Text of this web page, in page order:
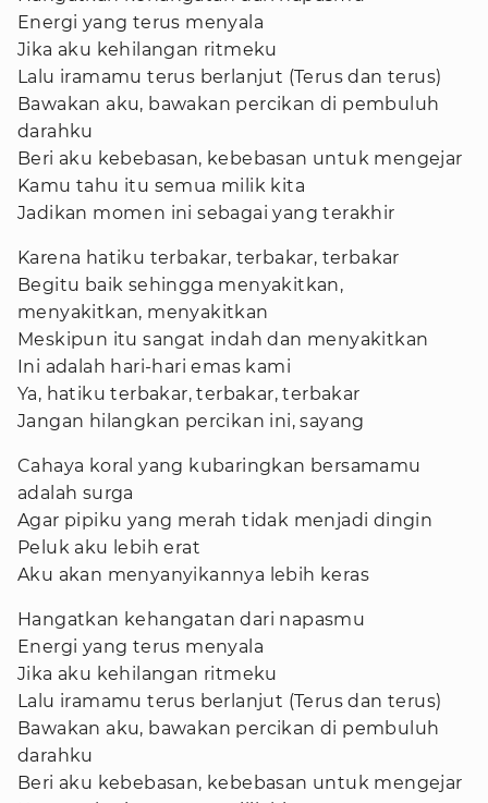
Energi yang terus menyala
Jika aku kehilangan ritmeku
Lalu iramamu terus berlanjut (Terus dan terus)
Bawakan aku, bawakan percikan di pembuluh
darahku
Beri aku kebebasan, kebebasan untuk mengejar
Kamu tahu itu semua milik kita
Jadikan momen ini sebagai yang terakhir
Karena hatiku terbakar, terbakar, terbakar
Begitu baik sehingga menyakitkan,
menyakitkan, menyakitkan
Meskipun itu sangat indah dan menyakitkan
Ini adalah hari-hari emas kami
Ya, hatiku terbakar, terbakar, terbakar
Jangan hilangkan percikan ini, sayang
Cahaya koral yang kubaringkan bersamamu
adalah surga
Agar pipiku yang merah tidak menjadi dingin
Peluk aku lebih erat
Aku akan menyanyikannya lebih keras
Hangatkan kehangatan dari napasmu
Energi yang terus menyala
Jika aku kehilangan ritmeku
Lalu iramamu terus berlanjut (Terus dan terus)
Bawakan aku, bawakan percikan di pembuluh
darahku
Beri aku kebebasan, kebebasan untuk mengejar